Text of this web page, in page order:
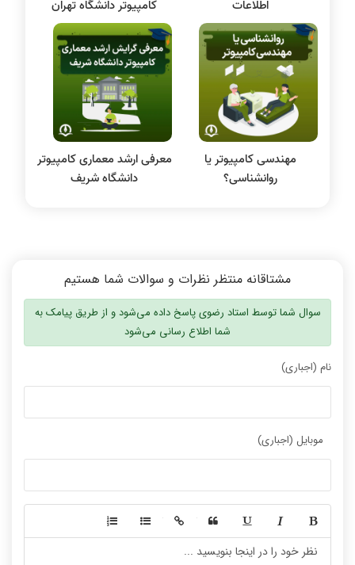
الکترونیک دیجیتال
سیستم عامل
نظریه زبانها
سیگنال و سیستمها
اطلاعات کامپیوتر دانشگاه تهران
مهندسی کامپیوتر یا
روانشناسی؟
معرفی ارشد معماری کامپیوتر
دانشگاه شریف
مشتاقانه منتظر نظرات و سوالات شما هستیم
سوال شما توسط استاد رضوی پاسخ داده می‌شود و از طریق پیامک به
شما اطلاع رسانی می‌شود
نام (اجباری)
موبایل (اجباری)
-
-
-
-